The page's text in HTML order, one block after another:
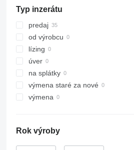
420
428
432
525
F-series
GP
M-series
MH
Typ inzerátu
predaj
od výrobcu
lízing
úver
na splátky
výmena staré za nové
výmena
Rok výroby